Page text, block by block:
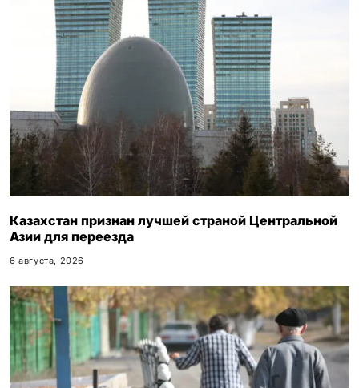
Казахстан признан лучшей страной Центральной
Азии для переезда
6 августа, 2026